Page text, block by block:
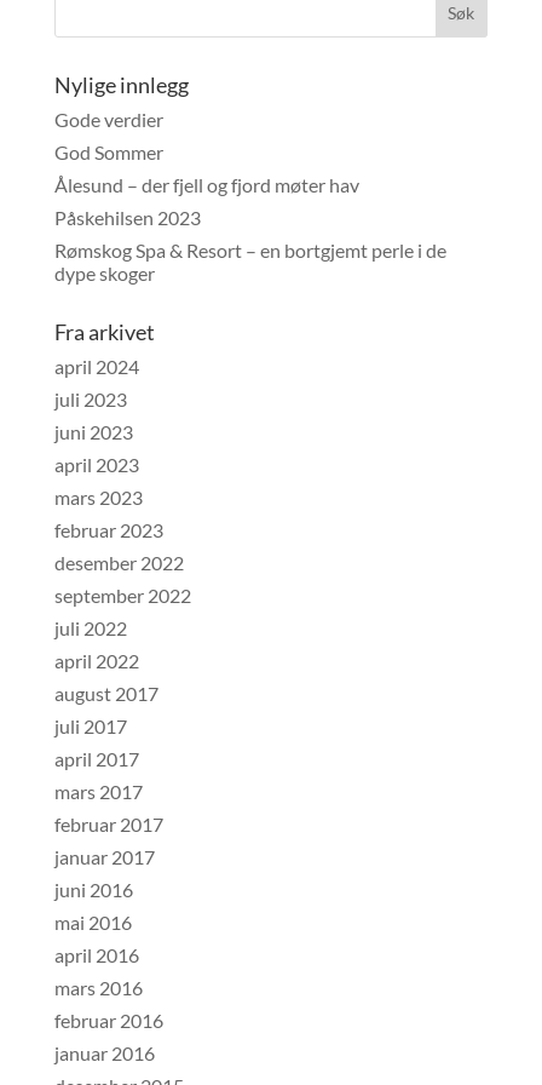
Nylige innlegg
Gode verdier
God Sommer
Ålesund – der fjell og fjord møter hav
Påskehilsen 2023
Rømskog Spa & Resort – en bortgjemt perle i de
dype skoger
Fra arkivet
april 2024
juli 2023
juni 2023
april 2023
mars 2023
februar 2023
desember 2022
september 2022
juli 2022
april 2022
august 2017
juli 2017
april 2017
mars 2017
februar 2017
januar 2017
juni 2016
mai 2016
april 2016
mars 2016
februar 2016
januar 2016